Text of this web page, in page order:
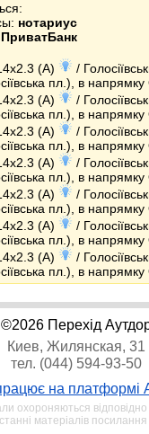
нотариус
ПриватБанк
(A)
/
пл.), в
(A)
/
пл.), в
(A)
/
пл.), в
(A)
/
пл.), в
(A)
/
пл.), в
(A)
/
пл.), в
(A)
/
пл.), в
©2026 Перехід
Киев, Жилянская, 31
тел. (044) 594-93-50
на платформі
охороняються
матеріалів